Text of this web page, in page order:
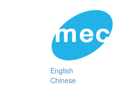
English
Chinese